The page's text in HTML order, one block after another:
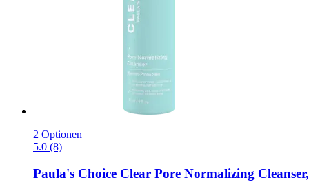
2 Optionen
5.0 (8)
Paula's Choice Clear Pore Normalizing